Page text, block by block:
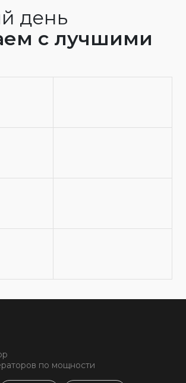
день
с лучшими
по мощности